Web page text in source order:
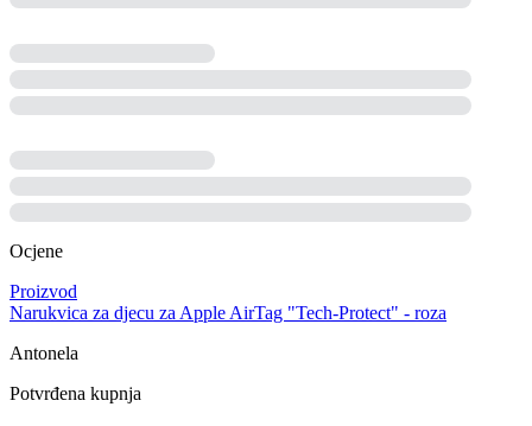
Ocjene
Proizvod
Narukvica za djecu za Apple AirTag "Tech-Protect" - roza
Antonela
Potvrđena kupnja